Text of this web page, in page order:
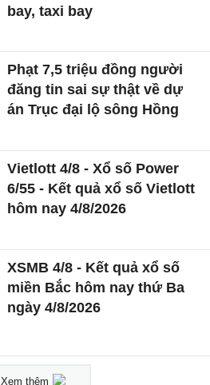
bay, taxi bay
Phạt 7,5 triệu đồng người
đăng tin sai sự thật về dự
án Trục đại lộ sông Hồng
Vietlott 4/8 - Xổ số Power
6/55 - Kết quả xổ số Vietlott
hôm nay 4/8/2026
XSMB 4/8 - Kết quả xổ số
miền Bắc hôm nay thứ Ba
ngày 4/8/2026
Xem thêm